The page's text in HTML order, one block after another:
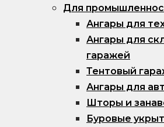
Для
Ангары для
Ангары для
гаражей
Тентовый
Ангары для
Шторы и
Буровые